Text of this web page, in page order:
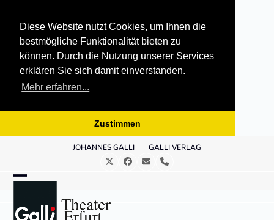
Diese Website nutzt Cookies, um Ihnen die
bestmögliche Funktionalität bieten zu
können. Durch die Nutzung unserer Services
erklären Sie sich damit einverstanden.
Mehr erfahren...
Zustimmen
JOHANNES GALLI GALLI VERLAG
TwitterFacebook
E- Telefon
mobile
mobile